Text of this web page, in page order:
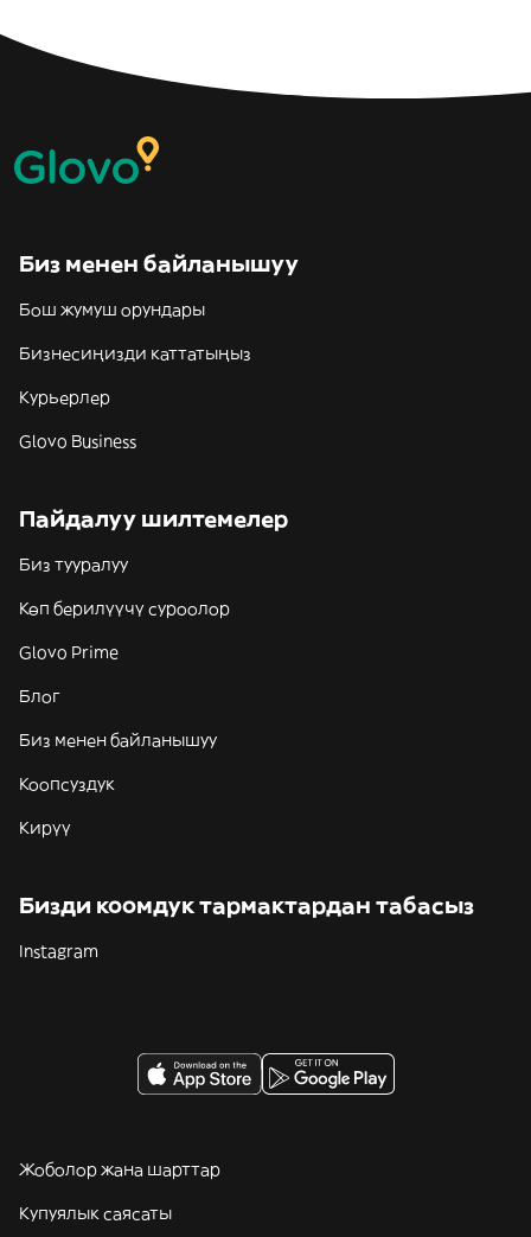
Биз менен байланышуу
Бош жумуш орундары
Бизнесиңизди каттатыңыз
Курьерлер
Glovo Business
Пайдалуу шилтемелер
Биз тууралуу
Көп берилүүчү суроолор
Glovo Prime
Блог
Биз менен байланышуу
Коопсуздук
Кирүү
Бизди коомдук тармактардан табасыз
Instagram
Жоболор жана шарттар
Купуялык саясаты